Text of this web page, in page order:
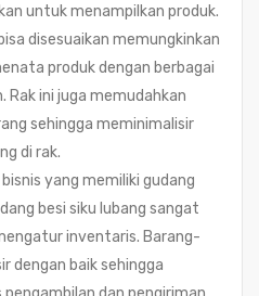
untuk menampilkan produk.
disesuaikan memungkinkan
produk dengan berbagai
Rak ini juga memudahkan
sehingga meminimalisir
di rak.
yang memiliki gudang
besi siku lubang sangat
inventaris. Barang-
dengan baik sehingga